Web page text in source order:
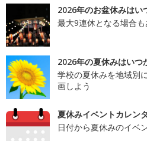
2026年のお盆休みはい
最大9連休となる場合も
2026年の夏休みはいつ
学校の夏休みを地域別
画しよう
夏休みイベントカレン
日付から夏休みのイベ